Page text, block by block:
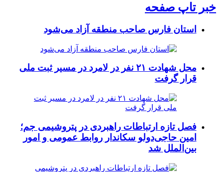
خبر تاپ صفحه
استان فارس صاحب منطقه آزاد می‌شود
محل شهادت ۲۱ نفر در لامرد در مسیر ثبت ملی
قرار گرفت
فصل تازه ارتباطات راهبردی در پتروشیمی جم؛
امین حاجی‌دولو سکاندار روابط عمومی و امور
بین‌الملل شد